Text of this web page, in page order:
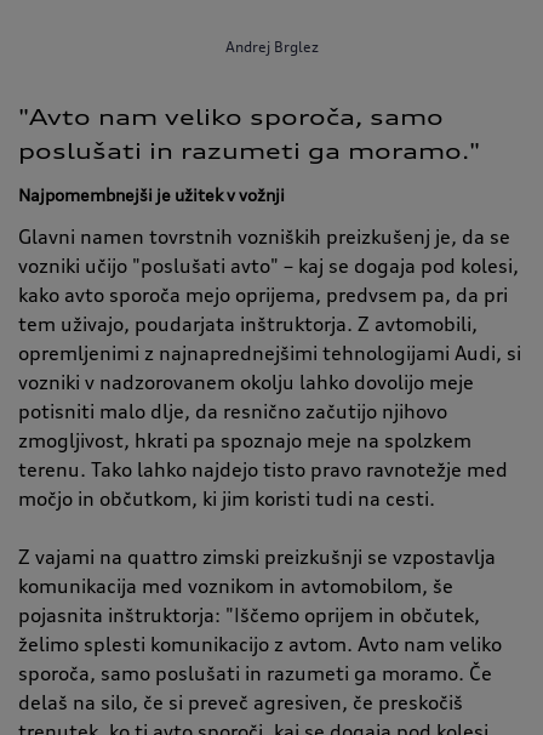
Andrej Brglez
"Avto nam veliko sporoča, samo
poslušati in razumeti ga moramo."
Najpomembnejši je užitek v vožnji
Glavni namen tovrstnih vozniških preizkušenj je, da se
vozniki učijo "poslušati avto" – kaj se dogaja pod kolesi,
kako avto sporoča mejo oprijema, predvsem pa, da pri
tem uživajo, poudarjata inštruktorja. Z avtomobili,
opremljenimi z najnaprednejšimi tehnologijami Audi, si
vozniki v nadzorovanem okolju lahko dovolijo meje
potisniti malo dlje, da resnično začutijo njihovo
zmogljivost, hkrati pa spoznajo meje na spolzkem
terenu. Tako lahko najdejo tisto pravo ravnotežje med
močjo in občutkom, ki jim koristi tudi na cesti.
Z vajami na quattro zimski preizkušnji se vzpostavlja
komunikacija med voznikom in avtomobilom, še
pojasnita inštruktorja: "Iščemo oprijem in občutek,
želimo splesti komunikacijo z avtom. Avto nam veliko
sporoča, samo poslušati in razumeti ga moramo. Če
delaš na silo, če si preveč agresiven, če preskočiš